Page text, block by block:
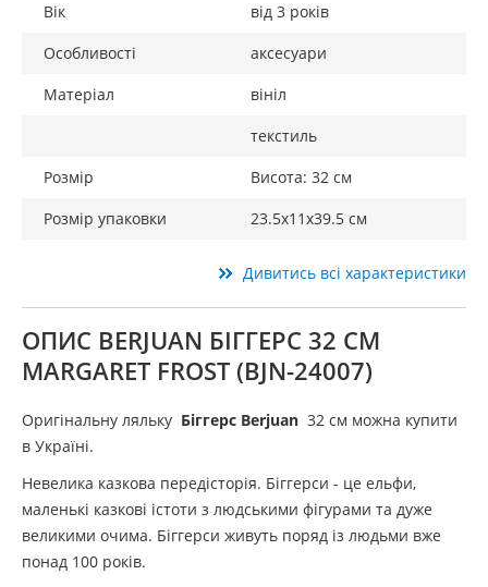
Вік
від 3 років
Особливості
аксесуари
Матеріал
вініл
текстиль
Розмір
Висота: 32 см
Розмір упаковки
23.5х11х39.5 см
Дивитись всі характеристики
ОПИС BERJUAN БІГГЕРС 32 СМ
MARGARET FROST (BJN-24007)
Оригінальну ляльку Біггерс Berjuan 32 см можна купити
в Україні.
Невелика казкова передісторія. Біггерси - це ельфи,
маленькі казкові істоти з людськими фігурами та дуже
великими очима. Біггерси живуть поряд із людьми вже
понад 100 років.